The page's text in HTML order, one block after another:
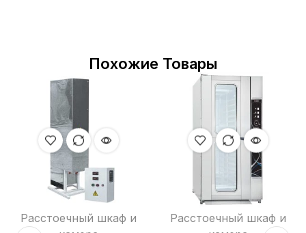
Похожие Товары
Расстоечный шкаф и
Расстоечный шкаф и